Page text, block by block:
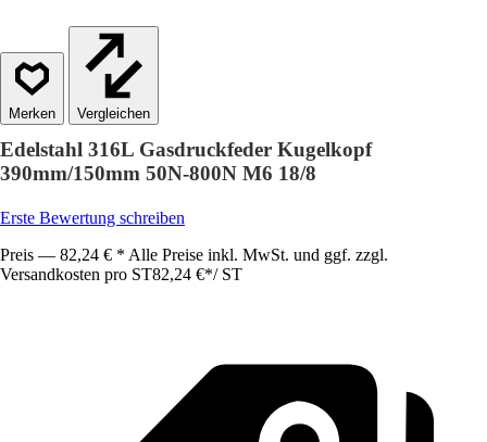
Vergleichen
Edelstahl 316L Gasdruckfeder Kugelkopf
390mm/150mm 50N-800N M6 18/8
Erste Bewertung schreiben
Preis — 82,24 € * Alle Preise inkl. MwSt. und ggf. zzgl.
Versandkosten pro ST82,24 €*/ ST